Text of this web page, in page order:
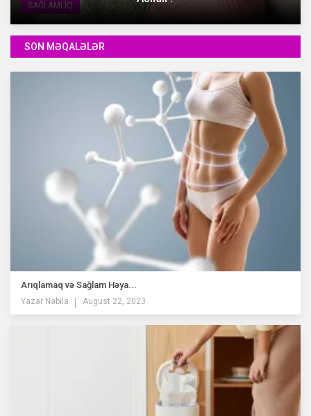
SAĞLAMLIQ
SON MƏQALƏLƏR
Arıqlamaq və Sağlam Həya...
Yazar Nabila August 22, 2023